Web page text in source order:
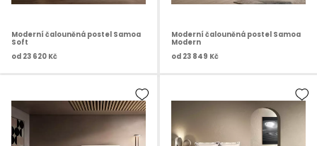
Moderní čalouněná postel Samoa
Soft
od 23 620 Kč
Moderní čalouněná postel Samoa
Modern
od 23 849 Kč